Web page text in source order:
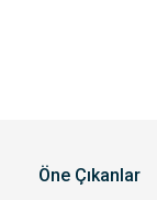
Öne Çıkanlar